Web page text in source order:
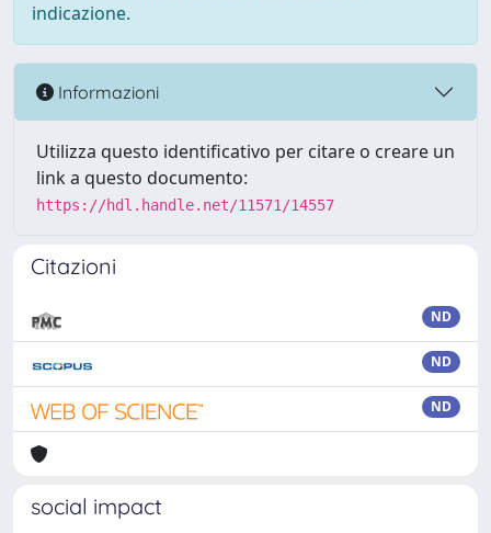
indicazione.
Informazioni
Utilizza questo identificativo per citare o creare un
link a questo documento:
https://hdl.handle.net/11571/14557
Citazioni
ND
ND
ND
social impact